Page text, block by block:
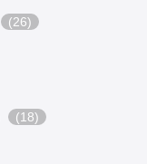
(26)
(18)